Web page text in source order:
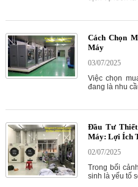
Cách Chọn
Máy
03/07/2025
Việc chọn
đang là nhu
Đầu Tư Thiết
Máy: Lợi Ích
02/07/2025
Trong bối
sinh là yếu tố